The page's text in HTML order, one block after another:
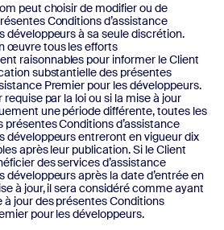
peut choisir de modifier ou de
Conditions d’assistance
développeurs à sa seule discrétion.
œuvre tous les efforts
raisonnables pour informer le Client
substantielle des présentes
Premier pour les développeurs.
requise par la loi ou si la mise à jour
une période différente, toutes les
présentes Conditions d’assistance
développeurs entreront en vigueur dix
après leur publication. Si le Client
des services d’assistance
développeurs après la date d’entrée en
à jour, il sera considéré comme ayant
jour des présentes Conditions
pour les développeurs.